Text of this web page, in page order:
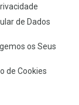
de Dados
os Seus
de Cookies